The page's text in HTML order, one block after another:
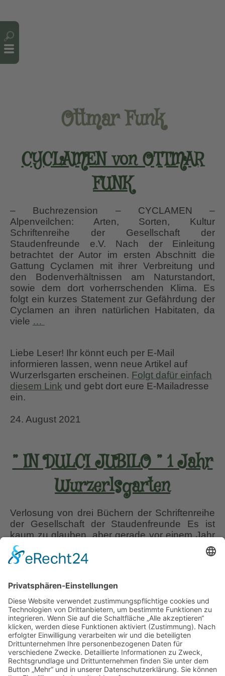
Ottmar Funk
CYCLAMEN von OTTMAR
FUNK
– Buchrezension – CYCLAMEN –
Alpenveilchen: Arten, Sorten, Kultur
Schriftenreihe der Gesellschaft der
Staudenfreunde e.V. Nach der Einleitung
betrachtet der Autor im ersten Abschnitt die
Gattung Cyclamen mit ihrer Verbreitung und
den Bodenverhältnissen am Naturstandort,
sowie dem dort vorherrschenden Klima. Es
folgt ein kurzes Statement zur Gefährdung der
Cyclamen an ihren natürlichen Habitaten, da
viele …
FUNK
Liebe Leser! Ihr könnt euch per E-Mail
informieren lassen, wenn neue Artikel auf
Wurzerlsgarten erscheinen. Folgt dafür einfach
diesem Link und gebt dort eure E-Mailadresse
ein.
24. August 2021
” IN DULCI JUBILO ” 1 Jahr
Wurzerlsgarten
Verlosung von drei Büchern der Schriftenreihe
der Gesellschaft der Staudenfreunde Es ist
kaum zu glauben, aber gerade vor einem Jahr
verwandelte sich während der Pandemie-Zeit
mein Urlaubs-Salär für eine Südengland-Reise
Geschenk des Ulmer Verlages, für meine
Website-Eröffnung am 30.08.2020 das
erfolgreiche Wabi…”
IN
DULCI
JUBILO
”
1
Liebe Leser! Ihr könnt euch per E-Mail
informieren lassen, wenn neue Artikel auf
Wurzerlsgarten erscheinen.Folgt dafür einfach